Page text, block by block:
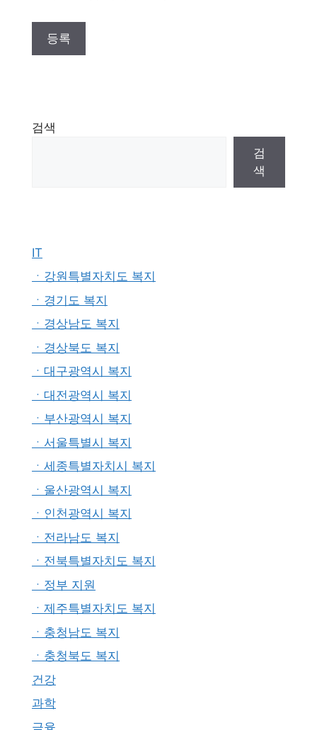
검색
검
색
IT
ㆍ강원특별자치도 복지
ㆍ경기도 복지
ㆍ경상남도 복지
ㆍ경상북도 복지
ㆍ대구광역시 복지
ㆍ대전광역시 복지
ㆍ부산광역시 복지
ㆍ서울특별시 복지
ㆍ세종특별자치시 복지
ㆍ울산광역시 복지
ㆍ인천광역시 복지
ㆍ전라남도 복지
ㆍ전북특별자치도 복지
ㆍ정부 지원
ㆍ제주특별자치도 복지
ㆍ충청남도 복지
ㆍ충청북도 복지
건강
과학
금융